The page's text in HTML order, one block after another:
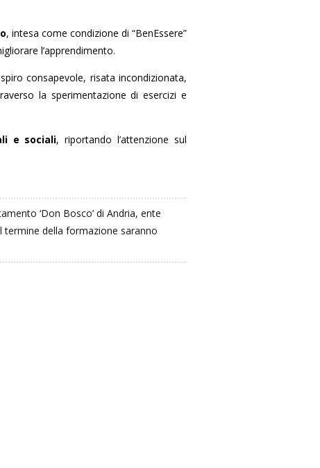
, intesa come condizione di “BenEssere”
l’apprendimento.
consapevole, risata incondizionata,
la sperimentazione di esercizi e
e sociali, riportando l’attenzione sul
‘Don Bosco’ di Andria, ente
termine della formazione saranno